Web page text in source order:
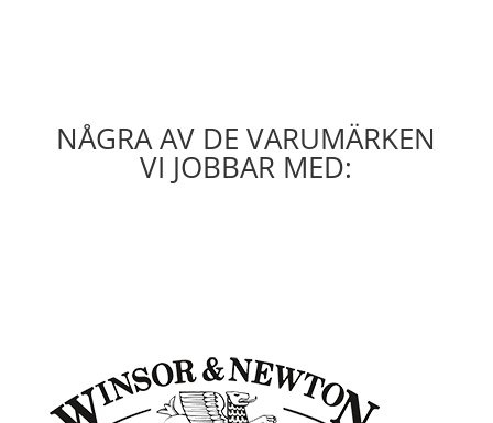
NÅGRA AV DE VARUMÄRKEN
VI JOBBAR MED: